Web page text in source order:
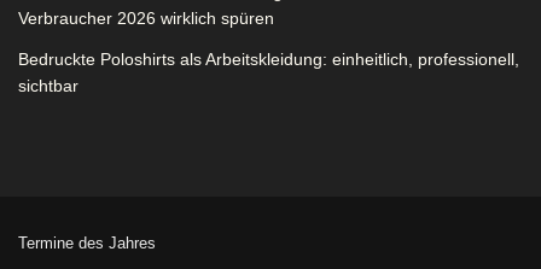
Verbraucher 2026 wirklich spüren
Bedruckte Poloshirts als Arbeitskleidung: einheitlich, professionell,
sichtbar
Termine des Jahres